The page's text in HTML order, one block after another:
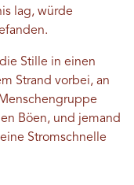
lag, würde
Stille in einen
Strand vorbei, an
Böen, und jemand
Stromschnelle